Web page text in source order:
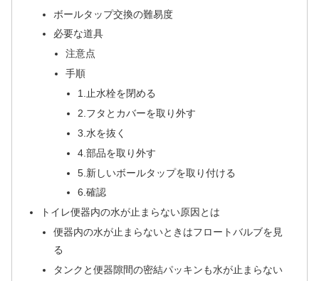
ボールタップ交換の難易度
必要な道具
注意点
手順
1.止水栓を閉める
2.フタとカバーを取り外す
3.水を抜く
4.部品を取り外す
5.新しいボールタップを取り付ける
6.確認
トイレ便器内の水が止まらない原因とは
便器内の水が止まらないときはフロートバルブを見
る
タンクと便器隙間の密結パッキンも水が止まらない